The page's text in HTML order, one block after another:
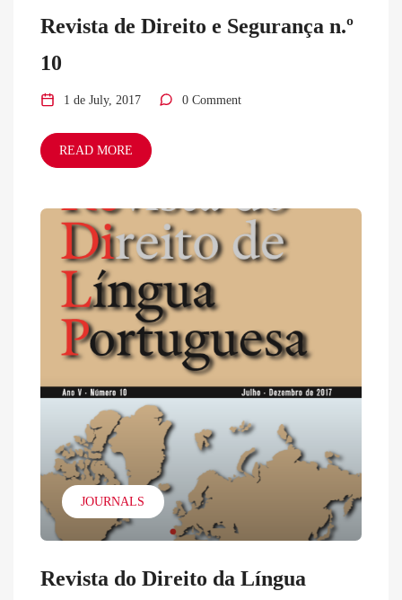
Revista de Direito e Segurança n.º
10
1 de July, 2017 0 Comment
READ MORE
JOURNALS
Revista do Direito da Língua